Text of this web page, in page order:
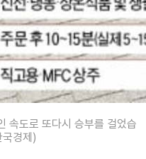
속도로 또다시 승부를 걸었습
경제)